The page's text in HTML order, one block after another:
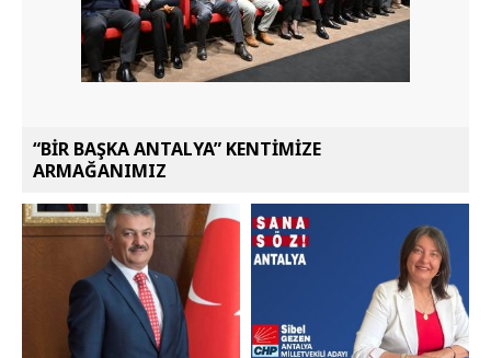
“BİR BAŞKA ANTALYA” KENTİMİZE
ARMAĞANIMIZ